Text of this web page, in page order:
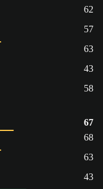
62
57
63
43
58
67
68
63
43